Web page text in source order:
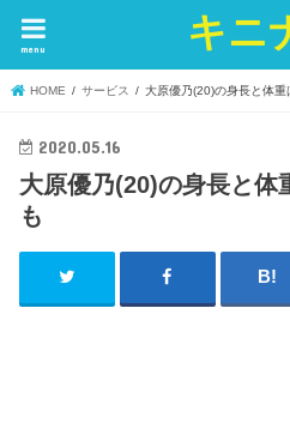
キニ
menu
HOME サービス 大原優乃(20)の身長と体重
2020.05.16
大原優乃(20)の身長と体
も